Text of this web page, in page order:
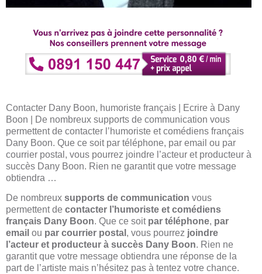
Contacter Dany Boon, humoriste français | Ecrire à Dany
Boon | De nombreux supports de communication vous
permettent de contacter l’humoriste et comédiens français
Dany Boon. Que ce soit par téléphone, par email ou par
courrier postal, vous pourrez joindre l’acteur et producteur à
succès Dany Boon. Rien ne garantit que votre message
obtiendra …
De nombreux supports de communication vous
permettent de contacter l’humoriste et comédiens
français Dany Boon. Que ce soit par téléphone, par
email ou par courrier postal , vous pourrez joindre
l’acteur et producteur à succès Dany Boon. Rien ne
garantit que votre message obtiendra une réponse de la
part de l’artiste mais n’hésitez pas à tentez votre chance.